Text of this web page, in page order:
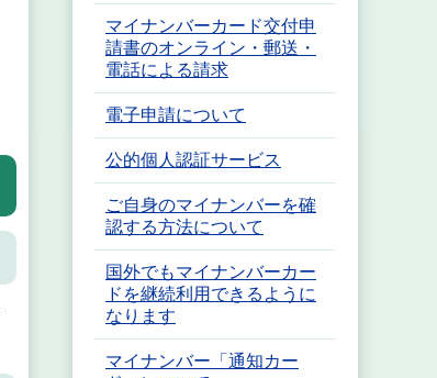
マイナンバーカード交付申
請書のオンライン・郵送・
電話による請求
電子申請について
公的個人認証サービス
ご自身のマイナンバーを確
認する方法について
国外でもマイナンバーカー
ドを継続利用できるように
なります
マイナンバー「通知カー